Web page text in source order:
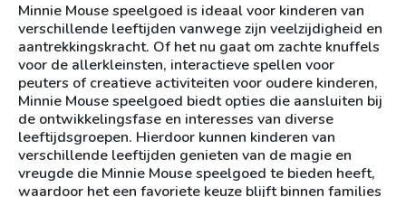
Minnie Mouse speelgoed is ideaal voor kinderen van
verschillende leeftijden vanwege zijn veelzijdigheid en
aantrekkingskracht. Of het nu gaat om zachte knuffels
voor de allerkleinsten, interactieve spellen voor
peuters of creatieve activiteiten voor oudere kinderen,
Minnie Mouse speelgoed biedt opties die aansluiten bij
de ontwikkelingsfase en interesses van diverse
leeftijdsgroepen. Hierdoor kunnen kinderen van
verschillende leeftijden genieten van de magie en
vreugde die Minnie Mouse speelgoed te bieden heeft,
waardoor het een favoriete keuze blijft binnen families